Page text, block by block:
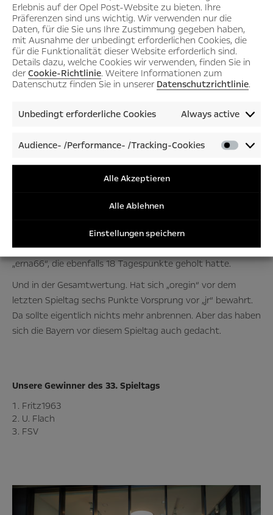
Erlebnis auf der Opel Post-Website zu bieten. Ihre
Präferenzen sind uns wichtig. Wir verwenden nur die
Daten, für die Sie uns Ihre Zustimmung gegeben haben,
mit Ausnahme der unbedingt erforderlichen Cookies, die
für die Funktionalität dieser Website erforderlich sind.
Details dazu, welche Cookies wir verwenden, finden Sie in
der Cookie-Richtlinie. Weitere Informationen zum
Datenschutz finden Sie in unserer Datenschutzrichtlinie.
Unbedingt erforderliche Cookies Always active
Audience- /Performance- /Tracking-Cookies
/
Alle Akzeptieren
Alle Ablehnen
Einstellungen speichern
„Fritz1964“ holt Tagessieg,
„oregin“ ist fast schon
dramatischen 33. Spieltag gekommen? Den Tagessieg hat
höre und staune, den Leipziger Coup in München hat er
zumindest in der Tendenz vorausgesehen, wie übrigens
landet „U.Flach“ mit 19 Punkten, als Dritter aufs Treppchen
darf „FSV“, weil er im Gesamtranking besser steht als
„erna66“, die ebenfalls 18 Tagespunkte geholt hatte.
Und in der Gesamtwertung. Hat sich „oregin“ vor dem
letzten Spieltag sechs Punkte Vorsprung vor „jr“ bewahrt.
Da sollte eigentlich nichts mehr anbrennen. Aber das haben
sich die Bayern vor diesem Spieltag auch gedacht.
Unsere Gewinner des 33. Spieltags
Fritz1963
U. Flach
FSV